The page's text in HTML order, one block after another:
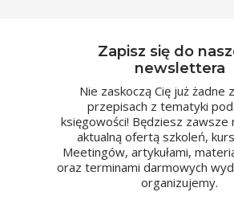
Zapisz się do
newslettera
Nie zaskoczą Cię już żadne
przepisach z tematyki
księgowości! Będziesz zawsze
aktualną ofertą szkoleń,
Meetingów, artykułami,
oraz terminami darmowych
organizujemy.